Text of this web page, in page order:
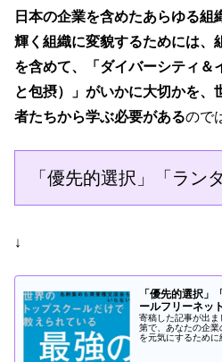
日本の企業を含めたあらゆる組
輝く組織に変貌するためには、
を含めて、「ダイバーシティ＆
と包摂）」がいかに大切かを、
者たちから学ぶ必要があるので
「優先的選択」「ラ
↓
「優先的選択」
ールフリーネッ
寄稿した記事が出
第で、あなたの企
を元気にするために